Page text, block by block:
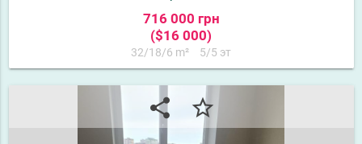
716 000 грн
($16 000)
32/18/6 m² 5/5 эт
share star_border